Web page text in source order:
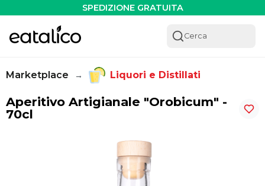
SPEDIZIONE GRATUITA
Cerca
Marketplace → Liquori e Distillati
Aperitivo Artigianale "Orobicum" -
70cl
Aperitivo Artigianale "Orobicum" - 70cl - Eatalico.it